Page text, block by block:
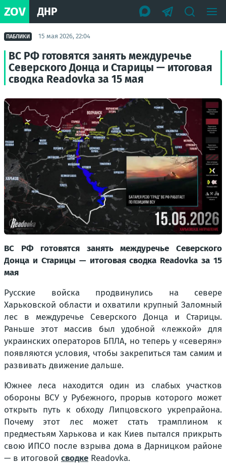
ZOV ДНР
ПАБЛИКИ 15 мая 2026, 22:04
ВС РФ готовятся занять междуречье
Северского Донца и Старицы — итоговая
сводка Readovka за 15 мая
ВС РФ готовятся занять междуречье Северского
Донца и Старицы — итоговая сводка Readovka за 15
мая
Русские войска продвинулись на севере
Харьковской области и охватили крупный Заломный
лес в междуречье Северского Донца и Старицы.
Раньше этот массив был удобной «лежкой» для
украинских операторов БПЛА, но теперь у «северян»
появляются условия, чтобы закрепиться там самим и
развивать движение дальше.
Южнее леса находится один из слабых участков
обороны ВСУ у Рубежного, прорыв которого может
открыть путь к обходу Липцовского укрепрайона.
Почему этот лес может стать трамплином к
предместьям Харькова и как Киев пытался прикрыть
свою ИПСО после взрыва дома в Дарницком районе
— в итоговой сводке Readovka.